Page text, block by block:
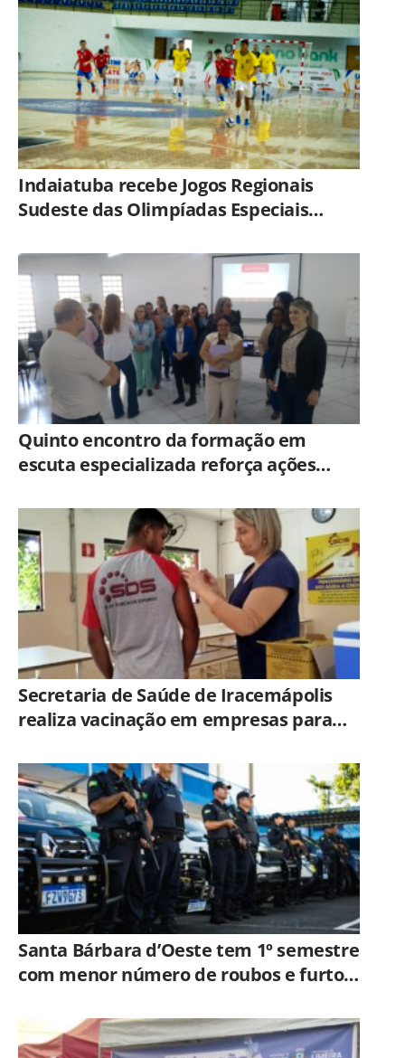
Indaiatuba recebe Jogos Regionais
Sudeste das Olimpíadas Especiais
Quinto encontro da formação em
escuta especializada reforça ações
adolescentes em Americana
Secretaria de Saúde de Iracemápolis
realiza vacinação em empresas para
Santa Bárbara d’Oeste tem 1º semestre
com menor número de roubos e furtos